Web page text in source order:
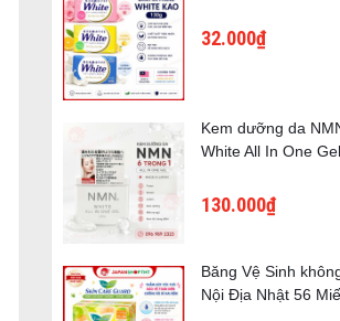
32.000₫
Kem dưỡng da
White All In One
130.000₫
Băng Vệ Sinh
Nội Địa Nhật 56